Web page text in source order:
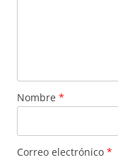
Nombre *
Correo electrónico *